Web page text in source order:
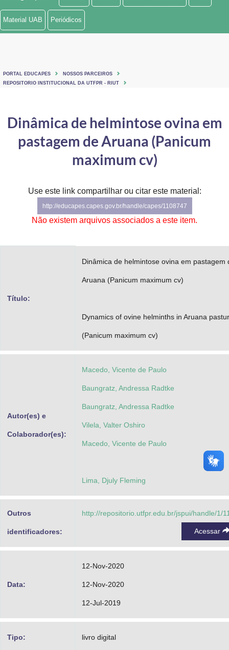
Ministério de Minas e Energia
Ministério do Turismo
Controladoria-Geral da União
Ministério da Mulher, da Família e dos Direitos Humanos
Secretaria de Governo
Gabinete de Segurança Institucional
Material UAB Periódicos
PORTAL EDUCAPES
NOSSOS PARCEIROS
REPOSITORIO INSTITUCIONAL DA UTFPR - RIUT
Dinâmica de helmintose ovina em
pastagem de Aruana (Panicum
maximum cv)
Use este link compartilhar ou citar este material:
http://educapes.capes.gov.br/handle/capes/1108747
Não existem arquivos associados a este item.
Título:
Dinâmica de helmintose ovina em pastagem
Aruana (Panicum maximum cv)
Dynamics of ovine helminths in Aruana
(Panicum maximum cv)
Autor(es) e
Colaborador(es):
Macedo, Vicente de Paulo
Baungratz, Andressa Radtke
Baungratz, Andressa Radtke
Vilela, Valter Oshiro
Macedo, Vicente de Paulo
Lima, Djuly Fleming
Outros
identificadores:
http://repositorio.utfpr.edu.br/jspui/handle/1/
Acessar
Data:
12-Nov-2020
12-Nov-2020
12-Jul-2019
Tipo: livro digital